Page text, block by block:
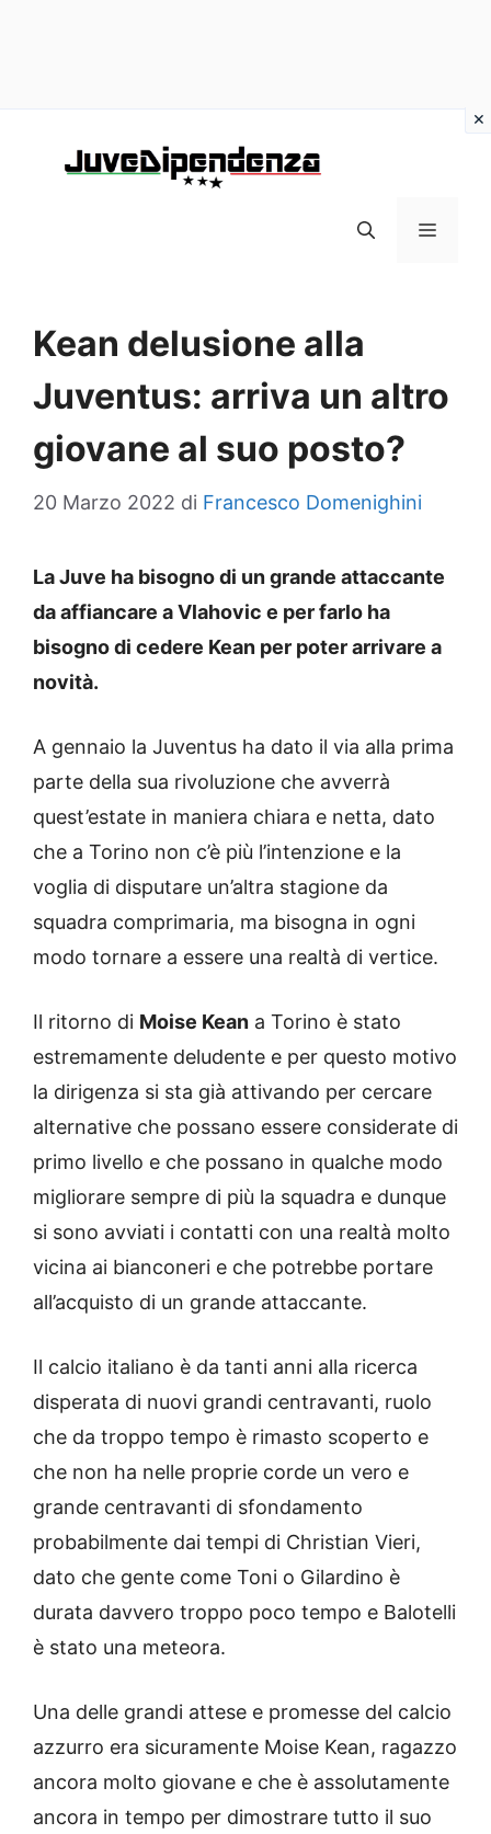
MENU
Kean delusione alla
Juventus: arriva un altro
giovane al suo posto?
20 Marzo 2022 di Francesco Domenighini
La Juve ha bisogno di un grande attaccante
da affiancare a Vlahovic e per farlo ha
bisogno di cedere Kean per poter arrivare a
novità.
A gennaio la Juventus ha dato il via alla prima
parte della sua rivoluzione che avverrà
quest’estate in maniera chiara e netta, dato
che a Torino non c’è più l’intenzione e la
voglia di disputare un’altra stagione da
squadra comprimaria, ma bisogna in ogni
modo tornare a essere una realtà di vertice.
Il ritorno di Moise Kean a Torino è stato
estremamente deludente e per questo motivo
la dirigenza si sta già attivando per cercare
alternative che possano essere considerate di
primo livello e che possano in qualche modo
migliorare sempre di più la squadra e dunque
si sono avviati i contatti con una realtà molto
vicina ai bianconeri e che potrebbe portare
all’acquisto di un grande attaccante.
Il calcio italiano è da tanti anni alla ricerca
disperata di nuovi grandi centravanti, ruolo
che da troppo tempo è rimasto scoperto e
che non ha nelle proprie corde un vero e
grande centravanti di sfondamento
probabilmente dai tempi di Christian Vieri,
dato che gente come Toni o Gilardino è
durata davvero troppo poco tempo e Balotelli
è stato una meteora.
Una delle grandi attese e promesse del calcio
azzurro era sicuramente Moise Kean, ragazzo
ancora molto giovane e che è assolutamente
ancora in tempo per dimostrare tutto il suo